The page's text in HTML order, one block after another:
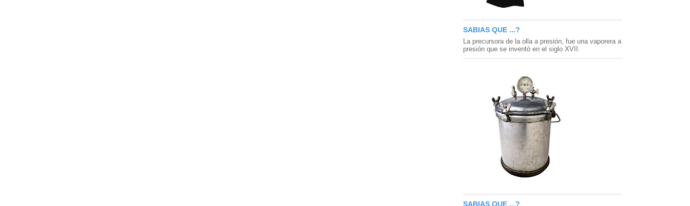
SABIAS QUE ...?
La precursora de la olla a presión, fue una vaporera a
presión que se inventó en el siglo XVII.
SABIAS QUE ...?